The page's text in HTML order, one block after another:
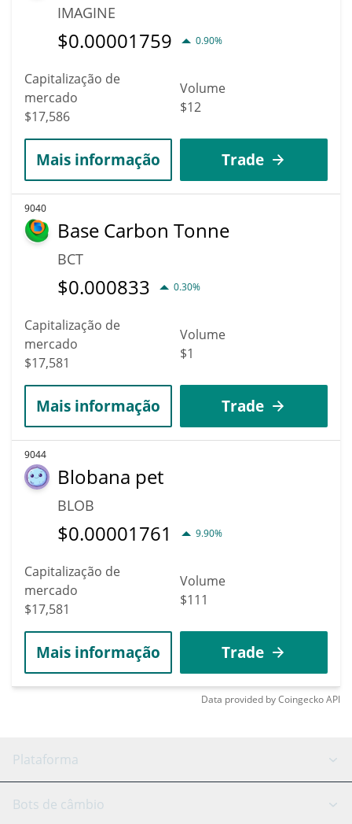
IMAGINE
$0.00001759 0.90%
Capitalização de
mercado
$17,586
Volume
$12
Mais informação Trade
9040
Base Carbon Tonne
BCT
$0.000833 0.30%
Capitalização de
mercado
$17,581
Volume
$1
Mais informação Trade
9044
Blobana pet
BLOB
$0.00001761 9.90%
Capitalização de
mercado
$17,581
Volume
$111
Mais informação Trade
Data provided byCoingeckoAPI
Plataforma
Bot GRID
Bots de câmbio